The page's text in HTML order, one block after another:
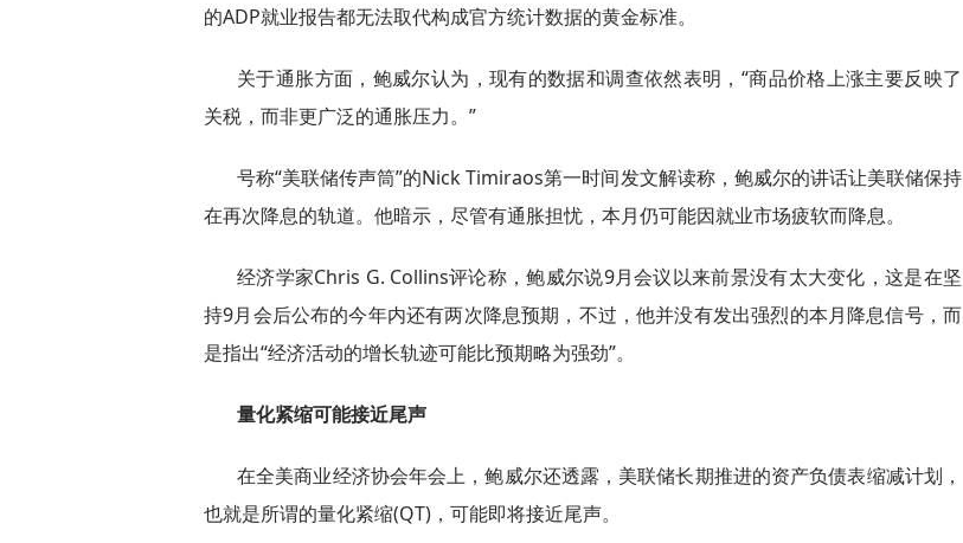
的ADP就业报告都无法取代构成官方统计数据的黄金标准。
关于通胀方面，鲍威尔认为，现有的数据和调查依然表明，“商品价格上涨主要反映了
关税，而非更广泛的通胀压力。”
号称“美联储传声筒”的Nick Timiraos第一时间发文解读称，鲍威尔的讲话让美联储保持
在再次降息的轨道。他暗示，尽管有通胀担忧，本月仍可能因就业市场疲软而降息。
经济学家Chris G. Collins评论称，鲍威尔说9月会议以来前景没有太大变化，这是在坚
持9月会后公布的今年内还有两次降息预期，不过，他并没有发出强烈的本月降息信号，而
是指出“经济活动的增长轨迹可能比预期略为强劲”。
量化紧缩可能接近尾声
在全美商业经济协会年会上，鲍威尔还透露，美联储长期推进的资产负债表缩减计划，
也就是所谓的量化紧缩(QT)，可能即将接近尾声。